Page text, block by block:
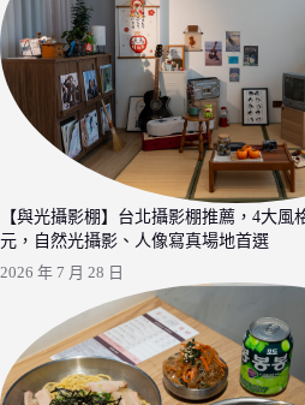
【與光攝影棚】台北攝影棚推薦，4大風
元，自然光攝影、人像寫真場地首選
2026 年 7 月 28 日